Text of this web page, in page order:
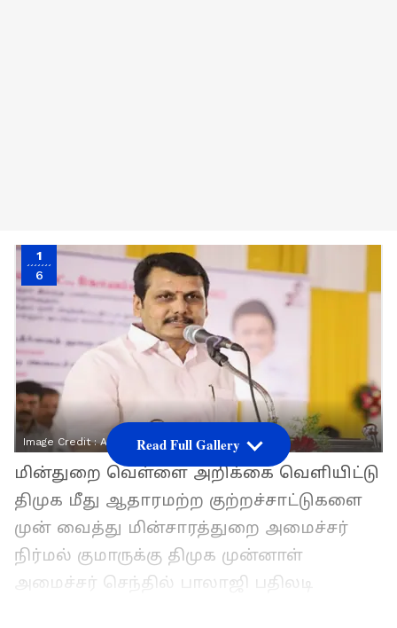
1
6
Image Credit :Asianet News
மின்துறை வெள்ளை அறிக்கை வெளியிட்டு
திமுக மீது ஆதாரமற்ற குற்றச்சாட்டுகளை
முன் வைத்து மின்சாரத்துறை அமைச்சர்
நிர்மல் குமாருக்கு திமுக முன்னாள்
அமைச்சர் செந்தில் பாலாஜி பதிலடி
Read Full Gallery